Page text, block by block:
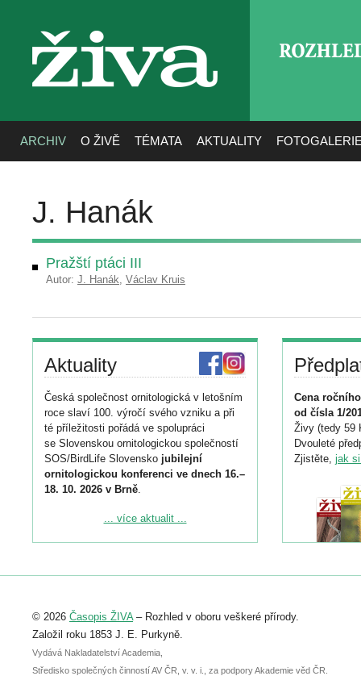
živa
ARCHIV O ŽIVĚ TÉMATA AKTUALITY
J. Hanák
Pražští ptáci III
Autor: J. Hanák, Václav Kruis
Aktuality
Česká společnost ornitologická v letošním
roce slaví 100. výročí svého vzniku a při
té příležitosti pořádá ve spolupráci
se Slovenskou ornitologickou společností
SOS/BirdLife Slovensko jubilejní
ornitologickou konferenci ve dnech 16.–
18. 10. 2026 v Brně.
Podrobnější informace ke konferenci
Registrovat se můžete do 6. září.
abstraktu přihlášené přednášky nebo
posteru je už 30. června.
... více aktualit ...
Cena
od čísla 1/
Živy (tedy 59
Dvouleté
Zjistěte, jak
© 2026 Časopis ŽIVA– Rozhled v oboru veškeré přírody.
Založil roku 1853 J. E. Purkyně.
Vydává Nakladatelství Academia,
Středisko společných činností AV ČR, v. v. i., za podpory Akademie věd ČR.